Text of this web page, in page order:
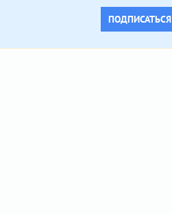
ПОДПИСАТЬСЯ